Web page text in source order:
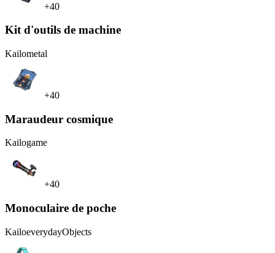
+40
Kit d'outils de machine
Kailometal
+40
Maraudeur cosmique
Kailogame
+40
Monoculaire de poche
KailoeverydayObjects